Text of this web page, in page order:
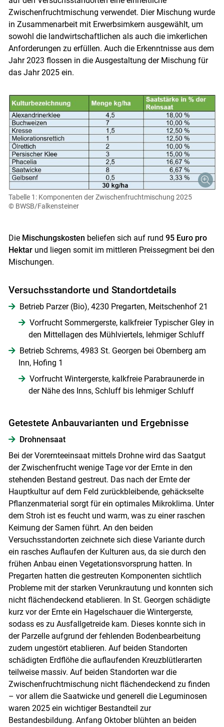
Skip to main content
Zwischenfruchtmischung verwendet. Dier Mischung wurde
in Zusammenarbeit mit Erwerbsimkern ausgewählt, um
sowohl die landwirtschaftlichen als auch die imkerlichen
Anforderungen zu erfüllen. Auch die Erkenntnisse aus dem
Jahr 2023 flossen in die Ausgestaltung der Mischung für
das Jahr 2025 ein.
Tabelle 1: Komponenten der Zwischenfruchtmischung 2025
© BWSB/Falkensteiner
Die Mischungskosten beliefen sich auf rund 95 Euro pro
Hektarund liegen somit im mittleren Preissegment bei den
Mischungen.
Versuchsstandorte und Standortdetails
Betrieb Parzer (Bio), 4230 Pregarten, Meitschenhof 21
Vorfrucht Sommergerste, kalkfreier Typischer Gley in
den Mittellagen des Mühlviertels, lehmiger Schluff
Betrieb Schrems, 4983 St. Georgen bei Obernberg am
Inn, Hofing 1
Vorfrucht Wintergerste, kalkfreie Parabraunerde in
der Nähe des Inns, Schluff bis lehmiger Schluff
Getestete Anbauvarianten und Ergebnisse
Drohnensaat
Bei der Vorernteeinsaat mittels Drohne wird das Saatgut
der Zwischenfrucht wenige Tage vor der Ernte in den
stehenden Bestand gestreut. Das nach der Ernte der
Hauptkultur auf dem Feld zurückbleibende, gehäckselte
Pflanzenmaterial sorgt für ein optimales Mikroklima. Unter
dem Stroh ist es feucht und warm, was zu einer raschen
Keimung der Samen führt. An den beiden
Versuchsstandorten zeichnete sich diese Variante durch
ein rasches Auflaufen der Kulturen aus, da sie durch den
frühen Anbau einen Vegetationsvorsprung hatten. In
Pregarten hatten die gestreuten Komponenten sichtlich
Probleme mit der starken Verunkrautung und konnten sich
nicht flächendeckend etablieren. In St. Georgen schädigte
kurz vor der Ernte ein Hagelschauer die Wintergerste,
sodass es zu Ausfallgetreide kam. Dieses konnte sich in
der Parzelle aufgrund der fehlenden Bodenbearbeitung
zudem ungestört etablieren. Auf beiden Standorten
schädigten Erdflöhe die auflaufenden Kreuzblütlerarten
teilweise massiv. Auf beiden Standorten war die
Zwischenfruchtmischung nicht flächendeckend zu finden
– vor allem die Saatwicke und generell die Leguminosen
waren 2025 ein wichtiger Bestandteil zur
Bestandesbildung. Anfang Oktober blühten an beiden